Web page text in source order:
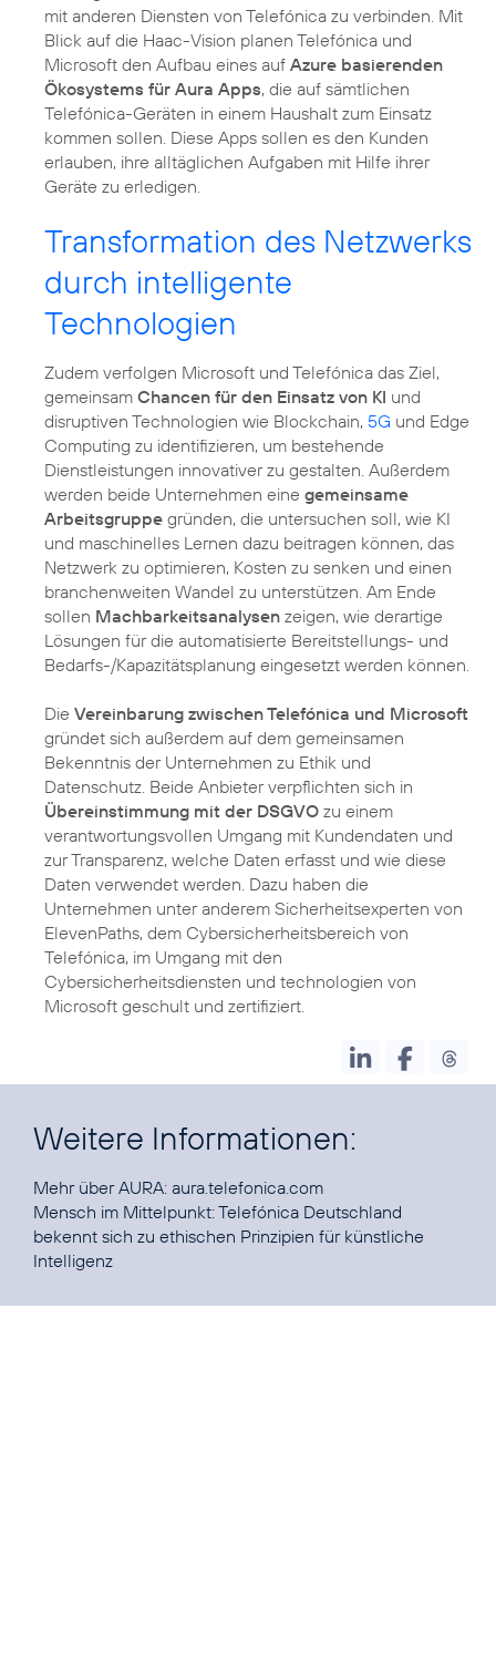
mit anderen Diensten von Telefónica zu verbinden. Mit
Blick auf die Haac-Vision planen Telefónica und
Microsoft den Aufbau eines auf Azure basierenden
Ökosystems für Aura Apps, die auf sämtlichen
Telefónica-Geräten in einem Haushalt zum Einsatz
kommen sollen. Diese Apps sollen es den Kunden
erlauben, ihre alltäglichen Aufgaben mit Hilfe ihrer
Geräte zu erledigen.
Transformation des Netzwerks
durch intelligente
Technologien
Zudem verfolgen Microsoft und Telefónica das Ziel,
gemeinsam Chancen für den Einsatz von KI und
disruptiven Technologien wie Blockchain, 5G und Edge
Computing zu identifizieren, um bestehende
Dienstleistungen innovativer zu gestalten. Außerdem
werden beide Unternehmen eine gemeinsame
Arbeitsgruppe gründen, die untersuchen soll, wie KI
und maschinelles Lernen dazu beitragen können, das
Netzwerk zu optimieren, Kosten zu senken und einen
branchenweiten Wandel zu unterstützen. Am Ende
sollen Machbarkeitsanalysen zeigen, wie derartige
Lösungen für die automatisierte Bereitstellungs- und
Bedarfs-/Kapazitätsplanung eingesetzt werden können.
Die Vereinbarung zwischen Telefónica und Microsoft
gründet sich außerdem auf dem gemeinsamen
Bekenntnis der Unternehmen zu Ethik und
Datenschutz. Beide Anbieter verpflichten sich in
Übereinstimmung mit der DSGVO zu einem
verantwortungsvollen Umgang mit Kundendaten und
zur Transparenz, welche Daten erfasst und wie diese
Daten verwendet werden. Dazu haben die
Unternehmen unter anderem Sicherheitsexperten von
ElevenPaths, dem Cybersicherheitsbereich von
Telefónica, im Umgang mit den
Cybersicherheitsdiensten und technologien von
Microsoft geschult und zertifiziert.
Weitere Informationen:
Mehr über AURA: aura.telefonica.com
Mensch im Mittelpunkt:Telefónica Deutschland
bekennt sich zu ethischen Prinzipien für künstliche
Intelligenz